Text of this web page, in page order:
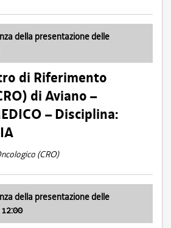
della presentazione delle
di Riferimento
di Aviano –
– Disciplina:
(CRO)
della presentazione delle